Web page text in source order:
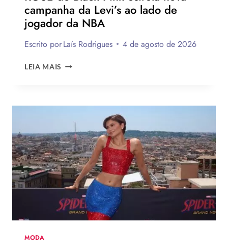
campanha da Levi’s ao lado de
jogador da NBA
Escrito porLaís Rodrigues 4 de agosto de 2026
LEIA MAIS ROSÉ
ESTRELA
CAMPANHA
DA
LEVI’S
AO
LADO
DE
JOGADOR
DA
NBA
MODA